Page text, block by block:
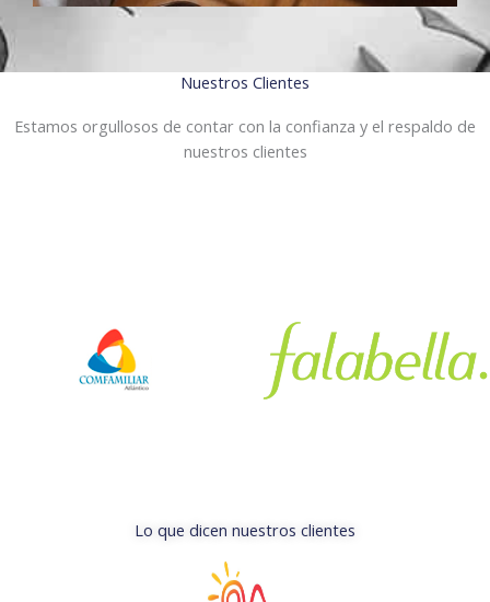
Nuestros Clientes
Estamos orgullosos de contar con la confianza y el respaldo de
nuestros clientes
Lo que dicen nuestros clientes